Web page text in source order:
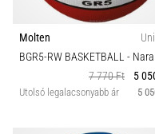
Molten
BGR5-RW BASKETBALL -
7 770 Ft
5
Utolsó legalacsonyabb ár 5